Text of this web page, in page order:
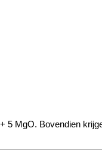
MgO. Bovendien